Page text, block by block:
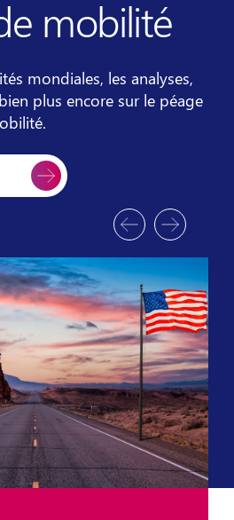
mobilité
mondiales, les analyses,
plus encore sur le péage